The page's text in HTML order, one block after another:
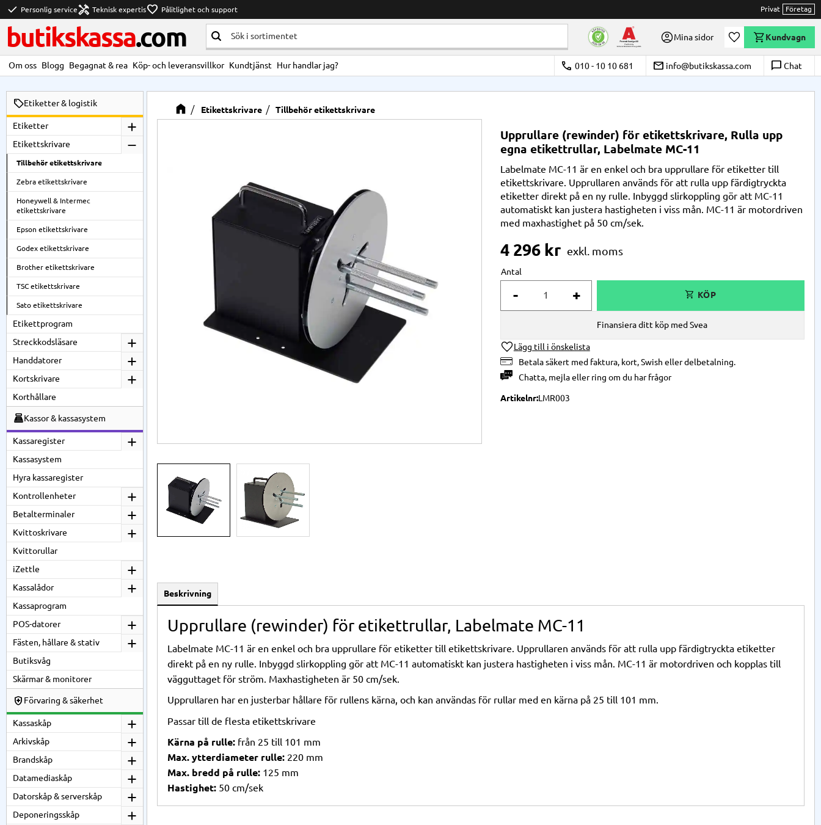
check Personlig servicehandyman Teknisk expertisfavorite Pålitlighet och support Privat Företag
butikskassa.com Mina sidor Önskelista
Kundvagn
Om oss Blogg Begagnat & rea Köp- och leveransvillkor Kundtjänst Hur handlar jag? call 010 - 10 10 681 email info@butikskassa.com chat_bubble_outline Chat
Etikettskrivare Tillbehör etikettskrivare
Upprullare (rewinder) för etikettskrivare, Rulla upp
egna etikettrullar, Labelmate MC-11
Labelmate MC-11 är en enkel och bra upprullare för etiketter till
etikettskrivare. Upprullaren används för att rulla upp färdigtryckta
etiketter direkt på en ny rulle. Inbyggd slirkoppling gör att MC-11
automatiskt kan justera hastigheten i viss mån. MC-11 är motordriven
med maxhastighet på 50 cm/sek.
4 296kr
Antal
+
-
Lägg till i önskelista
Betala säkert med faktura, kort, Swish eller delbetalning.
Chatta, mejlaellerring om du har frågor
Finansiera ditt köp med Svea
ArtikelnrLMR003
Beskrivning
Upprullare (rewinder) för etikettrullar, Labelmate MC-11
Labelmate MC-11 är en enkel och bra upprullare för etiketter till etikettskrivare. Upprullaren används för att rulla upp färdigtryckta etiketter
direkt på en ny rulle. Inbyggd slirkoppling gör att MC-11 automatiskt kan justera hastigheten i viss mån. MC-11 är motordriven och kopplas till
vägguttaget för ström. Maxhastigheten är 50 cm/sek.
Upprullaren har en justerbar hållare för rullens kärna, och kan användas för rullar med en kärna på 25 till 101 mm.
Passar till de flesta etikettskrivare
Kärna på rulle: från 25 till 101 mm
Max. ytterdiameter rulle: 220 mm
Max. bredd på rulle: 125 mm
Hastighet: 50 cm/sek
Etiketter & logistik
Etiketter
Etikettskrivare
Tillbehör etikettskrivare
Zebra etikettskrivare
Honeywell & Intermec
etikettskrivare
Epson etikettskrivare
Godex etikettskrivare
Brother etikettskrivare
TSC etikettskrivare
Sato etikettskrivare
Etikettprogram
Streckkodsläsare
Handdatorer
Kortskrivare
Korthållare
Kassor & kassasystem
Kassaregister
Kassasystem
Hyra kassaregister
Kontrollenheter
Betalterminaler
Kvittoskrivare
Kvittorullar
iZettle
Kassalådor
Kassaprogram
POS-datorer
Fästen, hållare & stativ
Butiksvåg
Skärmar & monitorer
Förvaring & säkerhet
Kassaskåp
Arkivskåp
Brandskåp
Datamediaskåp
Datorskåp & serverskåp
Deponeringsskåp